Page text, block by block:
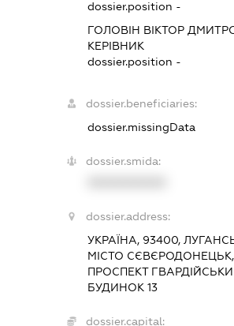
dossier.position -
ГОЛОВІН ВІКТОР
КЕРІВНИК
dossier.position -
dossier.beneficiaries:
dossier.missingData
dossier.smida:
dossier.address:
УКРАЇНА, 93400,
МІСТО СЄВЄРОДОНЕЦЬК,
ПРОСПЕКТ
БУДИНОК 13
dossier.capital: